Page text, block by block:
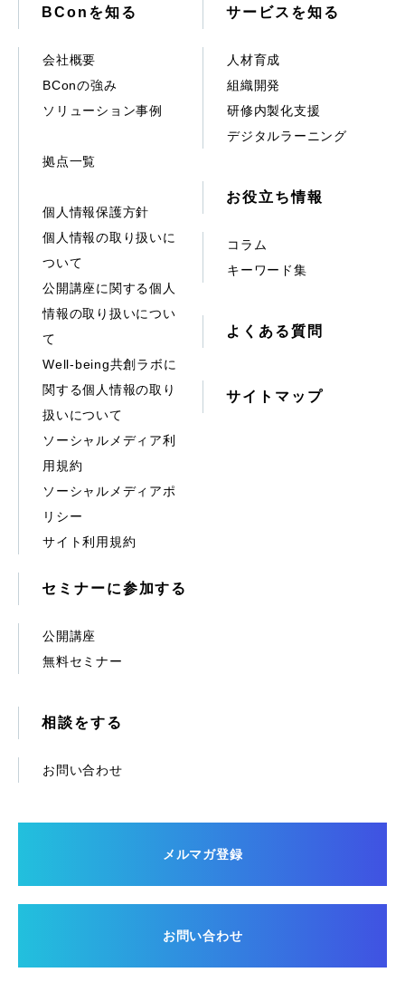
BConを知る
会社概要
BConの強み
ソリューション事例
拠点一覧
個人情報保護方針
個人情報の取り扱いに
ついて
公開講座に関する個人
情報の取り扱いについ
て
Well-being共創ラボに
関する個人情報の取り
扱いについて
ソーシャルメディア利
用規約
ソーシャルメディアポ
リシー
サイト利用規約
サービスを知る
人材育成
組織開発
研修内製化支援
デジタルラーニング
お役立ち情報
コラム
キーワード集
よくある質問
サイトマップ
セミナーに参加する
公開講座
無料セミナー
相談をする
お問い合わせ
メルマガ登録
お問い合わせ